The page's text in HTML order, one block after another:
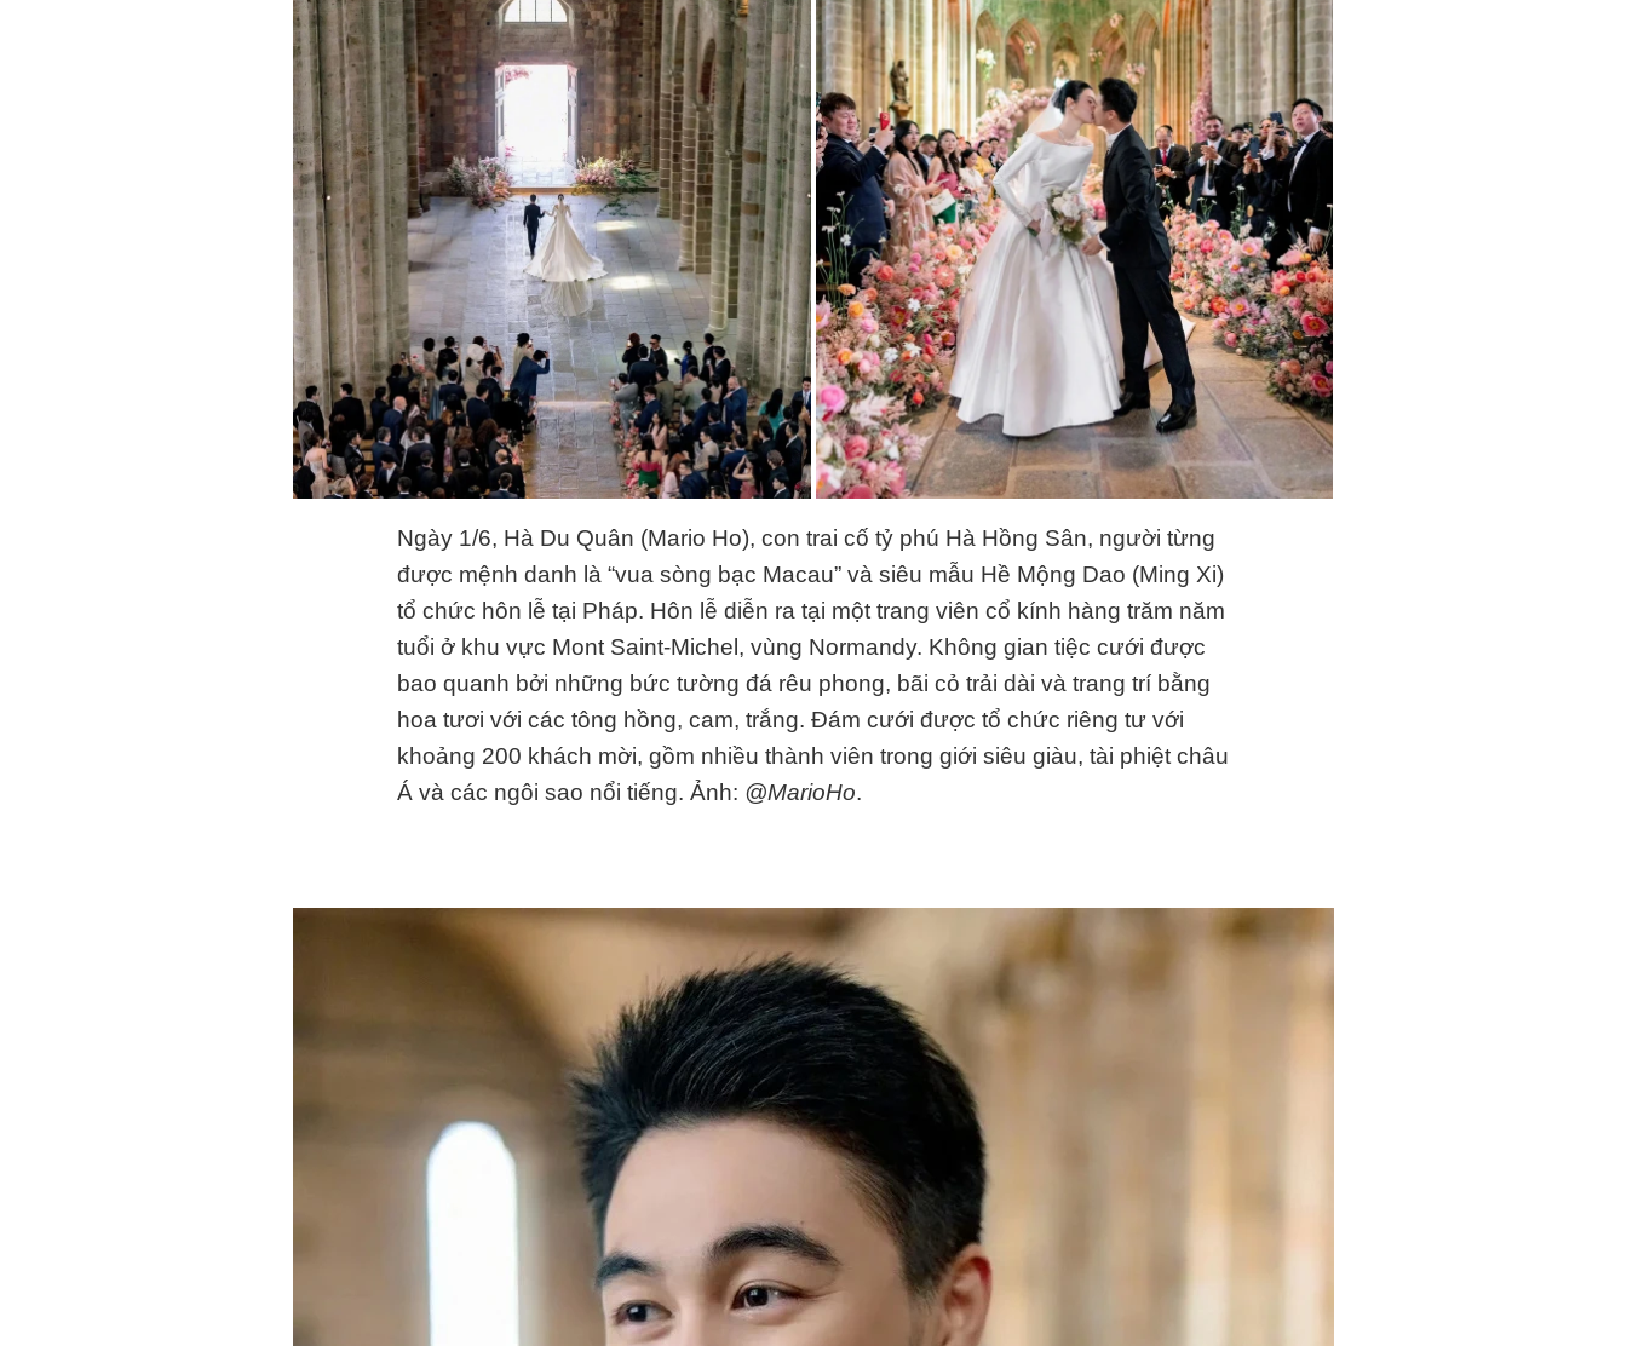
Ngày 1/6, Hà Du Quân (Mario Ho), con trai cố tỷ phú Hà Hồng Sân, người từng
được mệnh danh là “vua sòng bạc Macau” và siêu mẫu Hề Mộng Dao (Ming Xi)
tổ chức hôn lễ tại Pháp. Hôn lễ diễn ra tại một trang viên cổ kính hàng trăm năm
tuổi ở khu vực Mont Saint-Michel, vùng Normandy. Không gian tiệc cưới được
bao quanh bởi những bức tường đá rêu phong, bãi cỏ trải dài và trang trí bằng
hoa tươi với các tông hồng, cam, trắng. Đám cưới được tổ chức riêng tư với
khoảng 200 khách mời, gồm nhiều thành viên trong giới siêu giàu, tài phiệt châu
Á và các ngôi sao nổi tiếng. Ảnh: @MarioHo.